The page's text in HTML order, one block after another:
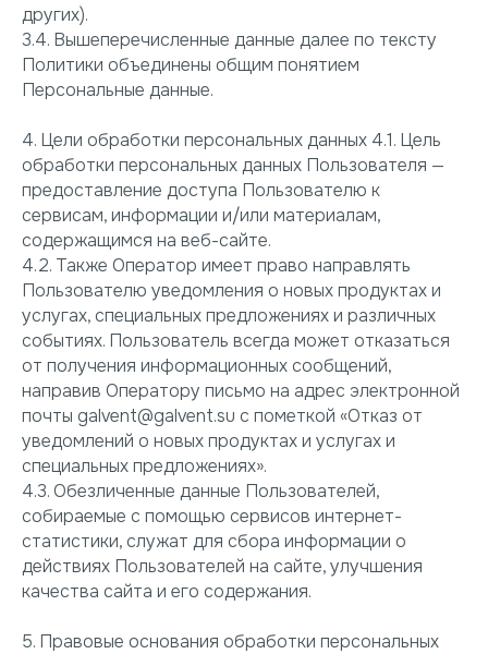
других).
3.4. Вышеперечисленные данные далее по тексту
Политики объединены общим понятием
Персональные данные.
4. Цели обработки персональных данных 4.1. Цель
обработки персональных данных Пользователя —
предоставление доступа Пользователю к
сервисам, информации и/или материалам,
содержащимся на веб-сайте.
4.2. Также Оператор имеет право направлять
Пользователю уведомления о новых продуктах и
услугах, специальных предложениях и различных
событиях. Пользователь всегда может отказаться
от получения информационных сообщений,
направив Оператору письмо на адрес электронной
почты galvent@galvent.su с пометкой «Отказ от
уведомлений о новых продуктах и услугах и
специальных предложениях».
4.3. Обезличенные данные Пользователей,
собираемые с помощью сервисов интернет-
статистики, служат для сбора информации о
действиях Пользователей на сайте, улучшения
качества сайта и его содержания.
5. Правовые основания обработки персональных